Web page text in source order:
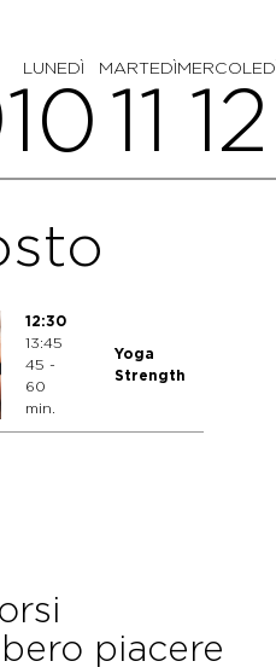
LUNEDÌ
10 MARTEDÌ
11 12
12:30
13:45
45 -
60
min.
Yoga
Strength
piacere